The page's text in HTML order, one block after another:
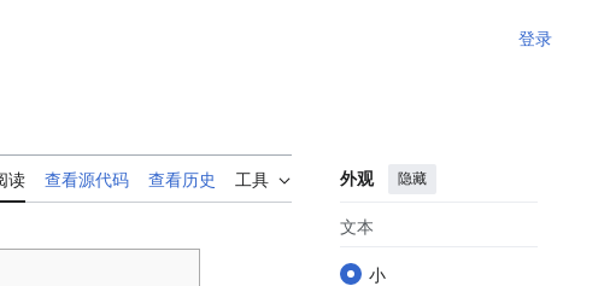
登录
读 查看源代码 查看历史 工具 外观 隐藏
文本
小